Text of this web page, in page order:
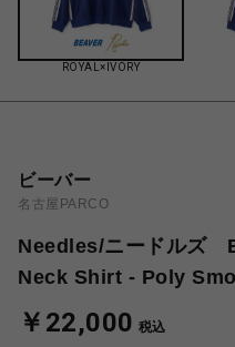
ROYAL×IVORY
ビーバー
名古屋PARCO
Needles/ニードルズ
Neck Shirt - Poly
￥22,000 税込